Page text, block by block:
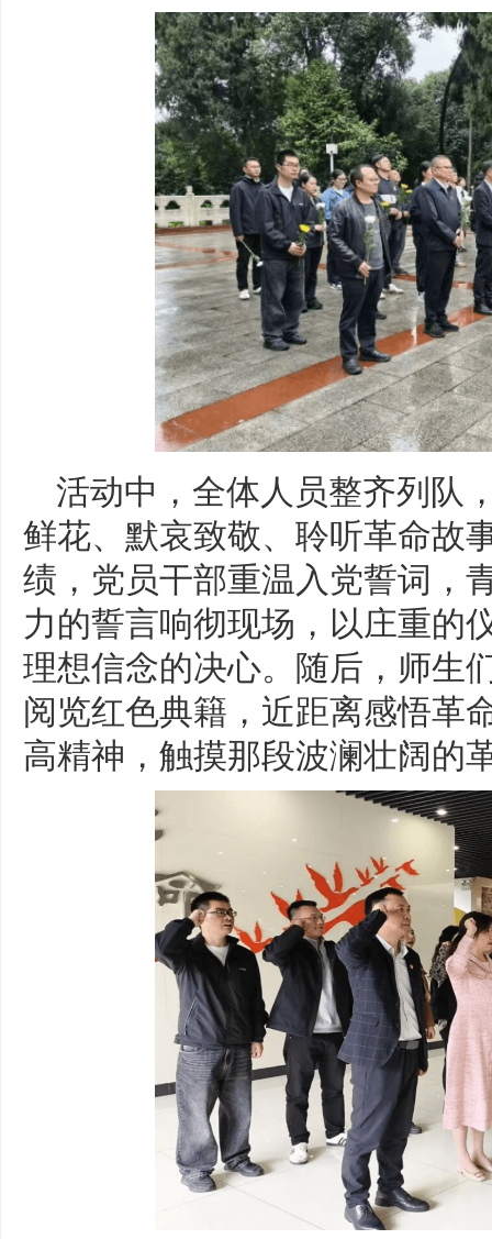
活动中，全体人员整齐列队
鲜花、默哀致敬、聆听革命故
绩，党员干部重温入党誓词，
力的誓言响彻现场，以庄重的
理想信念的决心。随后，师生
阅览红色典籍，近距离感悟革
高精神，触摸那段波澜壮阔的